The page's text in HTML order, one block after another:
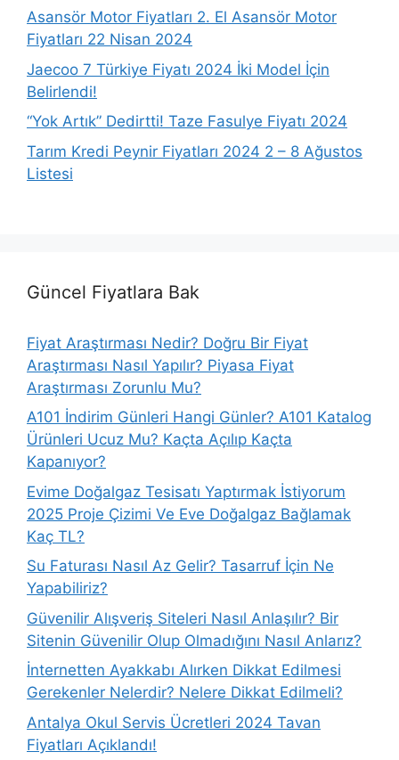
Asansör Motor Fiyatları 2. El Asansör Motor
Fiyatları 22 Nisan 2024
Jaecoo 7 Türkiye Fiyatı 2024 İki Model İçin
Belirlendi!
“Yok Artık” Dedirtti! Taze Fasulye Fiyatı 2024
Tarım Kredi Peynir Fiyatları 2024 2 – 8 Ağustos
Listesi
Güncel Fiyatlara Bak
Fiyat Araştırması Nedir? Doğru Bir Fiyat
Araştırması Nasıl Yapılır? Piyasa Fiyat
Araştırması Zorunlu Mu?
A101 İndirim Günleri Hangi Günler? A101 Katalog
Ürünleri Ucuz Mu? Kaçta Açılıp Kaçta
Kapanıyor?
Evime Doğalgaz Tesisatı Yaptırmak İstiyorum
2025 Proje Çizimi Ve Eve Doğalgaz Bağlamak
Kaç TL?
Su Faturası Nasıl Az Gelir? Tasarruf İçin Ne
Yapabiliriz?
Güvenilir Alışveriş Siteleri Nasıl Anlaşılır? Bir
Sitenin Güvenilir Olup Olmadığını Nasıl Anlarız?
İnternetten Ayakkabı Alırken Dikkat Edilmesi
Gerekenler Nelerdir? Nelere Dikkat Edilmeli?
Antalya Okul Servis Ücretleri 2024 Tavan
Fiyatları Açıklandı!